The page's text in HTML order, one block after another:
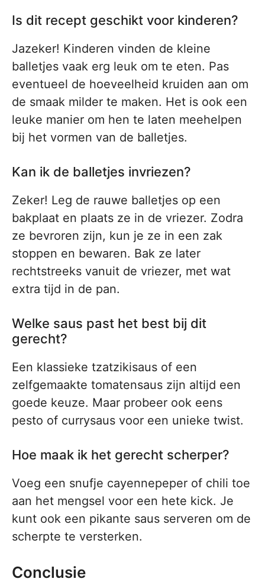
Is dit recept geschikt voor kinderen?
Jazeker! Kinderen vinden de kleine
balletjes vaak erg leuk om te eten. Pas
eventueel de hoeveelheid kruiden aan om
de smaak milder te maken. Het is ook een
leuke manier om hen te laten meehelpen
bij het vormen van de balletjes.
Kan ik de balletjes invriezen?
Zeker! Leg de rauwe balletjes op een
bakplaat en plaats ze in de vriezer. Zodra
ze bevroren zijn, kun je ze in een zak
stoppen en bewaren. Bak ze later
rechtstreeks vanuit de vriezer, met wat
extra tijd in de pan.
Welke saus past het best bij dit
gerecht?
Een klassieke tzatzikisaus of een
zelfgemaakte tomatensaus zijn altijd een
goede keuze. Maar probeer ook eens
pesto of currysaus voor een unieke twist.
Hoe maak ik het gerecht scherper?
Voeg een snufje cayennepeper of chili toe
aan het mengsel voor een hete kick. Je
kunt ook een pikante saus serveren om de
scherpte te versterken.
Conclusie